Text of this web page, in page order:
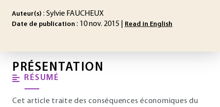
Auteur(s) : Sylvie FAUCHEUX
Date de publication : 10 nov. 2015 | Read in English
PRÉSENTATION
RÉSUMÉ
Cet article traite des conséquences économiques du